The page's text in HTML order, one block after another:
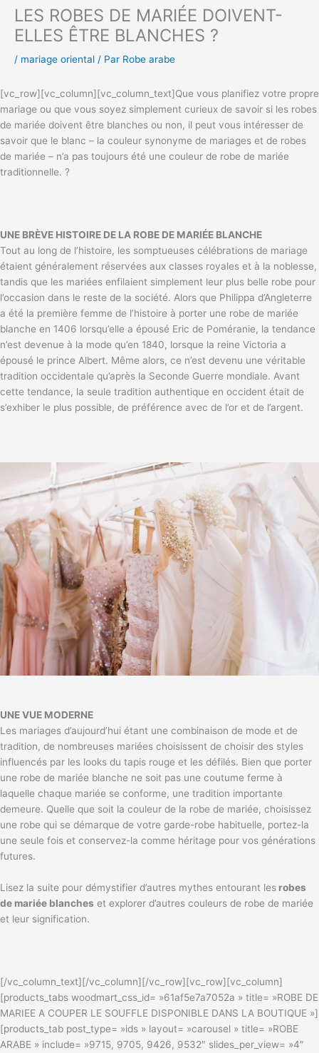
LES ROBES DE MARIÉE DOIVENT-
ELLES ÊTRE BLANCHES ?
/ mariage oriental / Par Robe arabe
[vc_row][vc_column][vc_column_text]Que vous planifiez votre propre
mariage ou que vous soyez simplement curieux de savoir si les robes
de mariée doivent être blanches ou non, il peut vous intéresser de
savoir que le blanc – la couleur synonyme de mariages et de robes
de mariée – n’a pas toujours été une couleur de robe de mariée
traditionnelle. ?
UNE BRÈVE HISTOIRE DE LA ROBE DE MARIÉE BLANCHE
Tout au long de l’histoire, les somptueuses célébrations de mariage
étaient généralement réservées aux classes royales et à la noblesse,
tandis que les mariées enfilaient simplement leur plus belle robe pour
l’occasion dans le reste de la société. Alors que Philippa d’Angleterre
a été la première femme de l’histoire à porter une robe de mariée
blanche en 1406 lorsqu’elle a épousé Eric de Poméranie, la tendance
n’est devenue à la mode qu’en 1840, lorsque la reine Victoria a
épousé le prince Albert. Même alors, ce n’est devenu une véritable
tradition occidentale qu’après la Seconde Guerre mondiale. Avant
cette tendance, la seule tradition authentique en occident était de
s’exhiber le plus possible, de préférence avec de l’or et de l’argent.
UNE VUE MODERNE
Les mariages d’aujourd’hui étant une combinaison de mode et de
tradition, de nombreuses mariées choisissent de choisir des styles
influencés par les looks du tapis rouge et les défilés. Bien que porter
une robe de mariée blanche ne soit pas une coutume ferme à
laquelle chaque mariée se conforme, une tradition importante
demeure. Quelle que soit la couleur de la robe de mariée, choisissez
une robe qui se démarque de votre garde-robe habituelle, portez-la
une seule fois et conservez-la comme héritage pour vos générations
futures.
Lisez la suite pour démystifier d’autres mythes entourant les robes
de mariée blanches et explorer d’autres couleurs de robe de mariée
et leur signification.
[/vc_column_text][/vc_column][/vc_row][vc_row][vc_column]
[products_tabs woodmart_css_id= »61af5e7a7052a » title= »ROBE DE
MARIEE A COUPER LE SOUFFLE DISPONIBLE DANS LA BOUTIQUE »]
[products_tab post_type= »ids » layout= »carousel » title= »ROBE
ARABE » include= »9715, 9705, 9426, 9532″ slides_per_view= »4″